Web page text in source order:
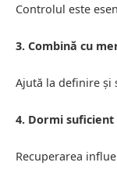
Controlul este
3. Combină cu
Ajută la definire și
4. Dormi suficient
Recuperarea